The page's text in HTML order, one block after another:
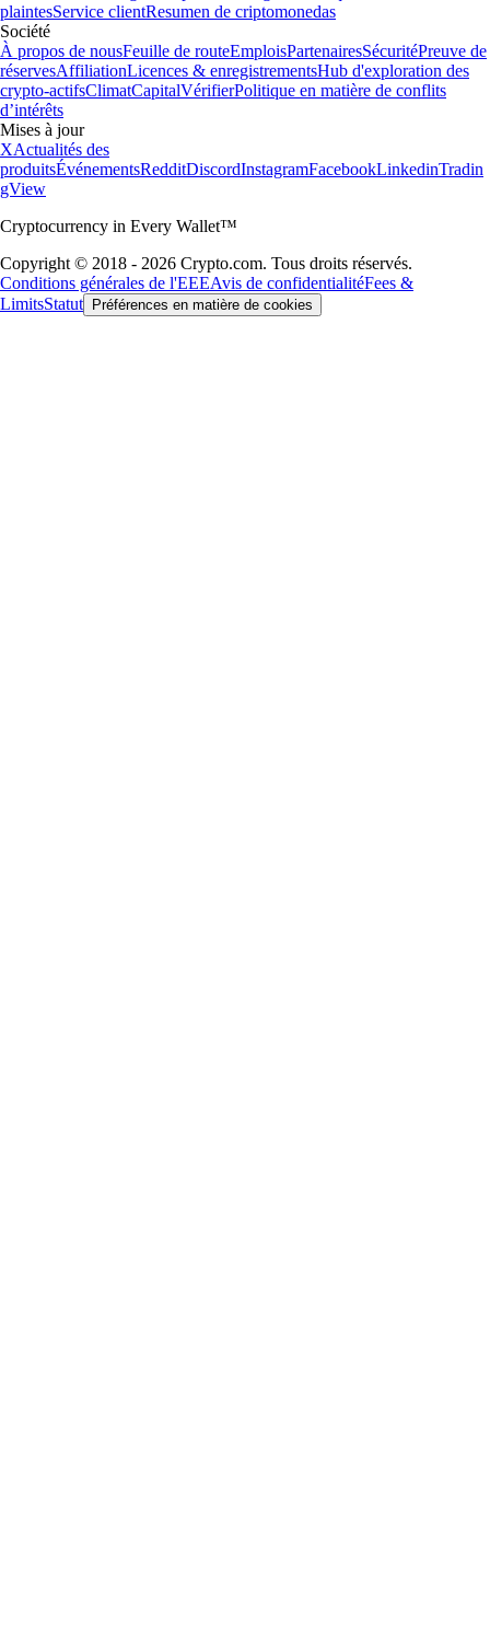
plaintesService clientResumen de criptomonedas
Société
À propos de nousFeuille de routeEmploisPartenairesSécuritéPreuve de
réservesAffiliationLicences & enregistrementsHub d'exploration des
crypto-actifsClimatCapitalVérifierPolitique en matière de conflits
d’intérêts
Mises à jour
XActualités des
produitsÉvénementsRedditDiscordInstagramFacebookLinkedinTradin
gView
Cryptocurrency in Every Wallet™
Copyright © 2018 - 2026 Crypto.com. Tous droits réservés.
Conditions générales de l'EEEAvis de confidentialitéFees &
LimitsStatut Préférences en matière de cookies